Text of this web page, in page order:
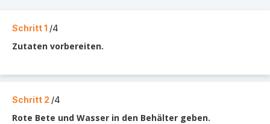
Schritt 1 /4
Zutaten vorbereiten.
Schritt 2 /4
Rote Bete und Wasser in den Behälter geben.